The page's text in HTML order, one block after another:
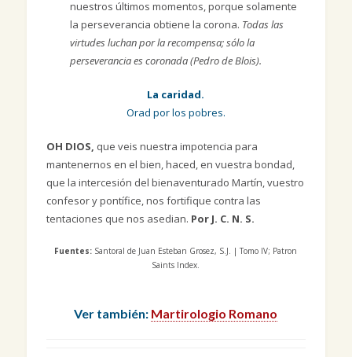
nuestros últimos momentos, porque solamente
la perseverancia obtiene la corona. Todas las
virtudes luchan por la recompensa; sólo la
perseverancia es coronada (Pedro de Blois).
La caridad.
Orad por los pobres.
OH DIOS, que veis nuestra impotencia para
mantenernos en el bien, haced, en vuestra bondad,
que la intercesión del bienaventurado Martín, vuestro
confesor y pontífice, nos fortifique contra las
tentaciones que nos asedian. Por J. C. N. S.
Fuentes: Santoral de Juan Esteban Grosez, S.J. | Tomo IV; Patron
Saints Index.
Ver también: Martirologio Romano